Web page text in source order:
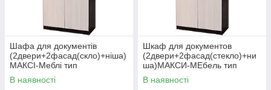
Шафа для документів
(2двери+2фасад(скло)+ніша)
МАКСІ-Меблі тип
Е(800*2000*400)Венге магія/
Дуб молочний(8324)
В наявності
Шкаф для документов
(2двери+2фасад(стекло)+ни
ша)МАКСИ-МЕбель тип
Е(700*2000*450)Венге магия/
Дуб молочный(8325)
В наявності